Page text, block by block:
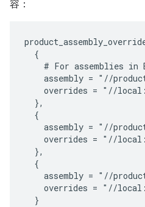
容：
  {
# For assemblies in
assembly = "//
overrides = "//
  },
  {
assembly = "//
overrides = "//
  },
  {
assembly = "//
overrides = "//
  }